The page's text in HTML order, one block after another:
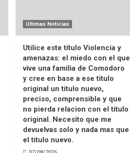
Ultimas Noticias
Utilice este título Violencia y
amenazas: el miedo con el que
vive una familia de Comodoro
y cree en base a ese titulo
original un titulo nuevo,
preciso, comprensible y que
no pierda relacion con el titulo
original. Necesito que me
devuelvas solo y nada mas que
el titulo nuevo.